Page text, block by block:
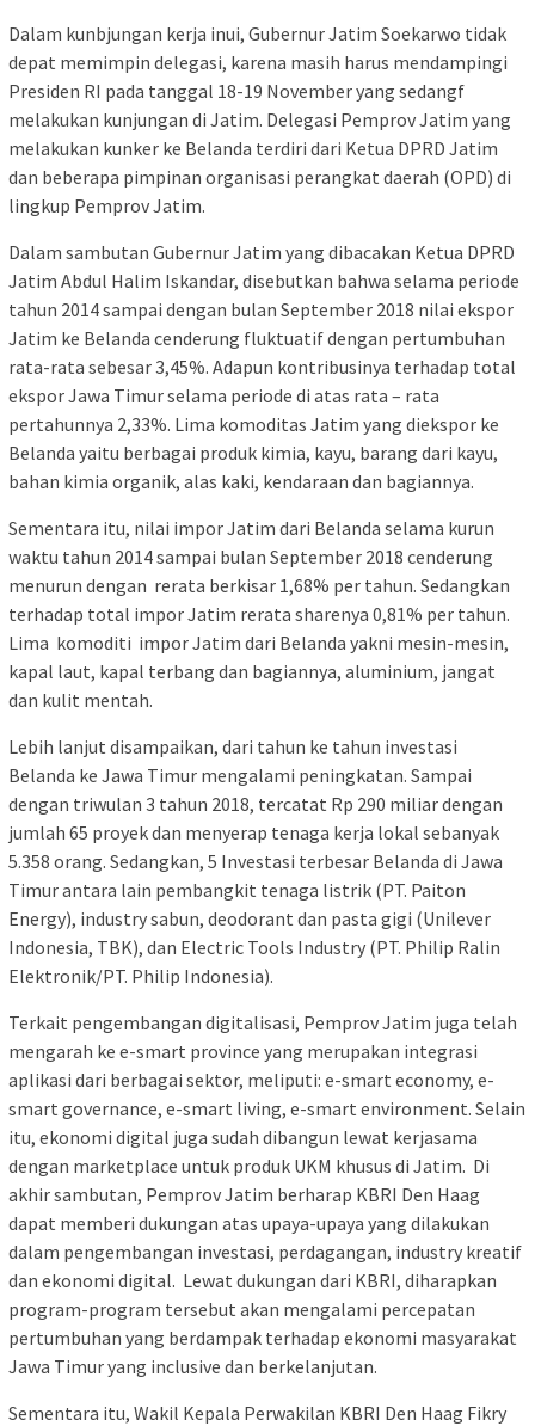
Dalam kunbjungan kerja inui, Gubernur Jatim Soekarwo tidak
depat memimpin delegasi, karena masih harus mendampingi
Presiden RI pada tanggal 18-19 November yang sedangf
melakukan kunjungan di Jatim. Delegasi Pemprov Jatim yang
melakukan kunker ke Belanda terdiri dari Ketua DPRD Jatim
dan beberapa pimpinan organisasi perangkat daerah (OPD) di
lingkup Pemprov Jatim.
Dalam sambutan Gubernur Jatim yang dibacakan Ketua DPRD
Jatim Abdul Halim Iskandar, disebutkan bahwa selama periode
tahun 2014 sampai dengan bulan September 2018 nilai ekspor
Jatim ke Belanda cenderung fluktuatif dengan pertumbuhan
rata-rata sebesar 3,45%. Adapun kontribusinya terhadap total
ekspor Jawa Timur selama periode di atas rata – rata
pertahunnya 2,33%. Lima komoditas Jatim yang diekspor ke
Belanda yaitu berbagai produk kimia, kayu, barang dari kayu,
bahan kimia organik, alas kaki, kendaraan dan bagiannya.
Sementara itu, nilai impor Jatim dari Belanda selama kurun
waktu tahun 2014 sampai bulan September 2018 cenderung
menurun dengan rerata berkisar 1,68% per tahun. Sedangkan
terhadap total impor Jatim rerata sharenya 0,81% per tahun.
Lima komoditi impor Jatim dari Belanda yakni mesin-mesin,
kapal laut, kapal terbang dan bagiannya, aluminium, jangat
dan kulit mentah.
Lebih lanjut disampaikan, dari tahun ke tahun investasi
Belanda ke Jawa Timur mengalami peningkatan. Sampai
dengan triwulan 3 tahun 2018, tercatat Rp 290 miliar dengan
jumlah 65 proyek dan menyerap tenaga kerja lokal sebanyak
5.358 orang. Sedangkan, 5 Investasi terbesar Belanda di Jawa
Timur antara lain pembangkit tenaga listrik (PT. Paiton
Energy), industry sabun, deodorant dan pasta gigi (Unilever
Indonesia, TBK), dan Electric Tools Industry (PT. Philip Ralin
Elektronik/PT. Philip Indonesia).
Terkait pengembangan digitalisasi, Pemprov Jatim juga telah
mengarah ke e-smart province yang merupakan integrasi
aplikasi dari berbagai sektor, meliputi: e-smart economy, e-
smart governance, e-smart living, e-smart environment. Selain
itu, ekonomi digital juga sudah dibangun lewat kerjasama
dengan marketplace untuk produk UKM khusus di Jatim. Di
akhir sambutan, Pemprov Jatim berharap KBRI Den Haag
dapat memberi dukungan atas upaya-upaya yang dilakukan
dalam pengembangan investasi, perdagangan, industry kreatif
dan ekonomi digital. Lewat dukungan dari KBRI, diharapkan
program-program tersebut akan mengalami percepatan
pertumbuhan yang berdampak terhadap ekonomi masyarakat
Jawa Timur yang inclusive dan berkelanjutan.
Sementara itu, Wakil Kepala Perwakilan KBRI Den Haag Fikry